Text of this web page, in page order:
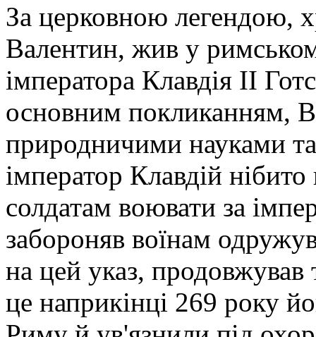
За церковною легендою,
Валентин, жив у
імператора Клавдія II
основним покликанням,
природничими науками
імператор Клавдій
солдатам воювати за
забороняв воїнам
на цей указ, продовжував
це наприкінці 269 року